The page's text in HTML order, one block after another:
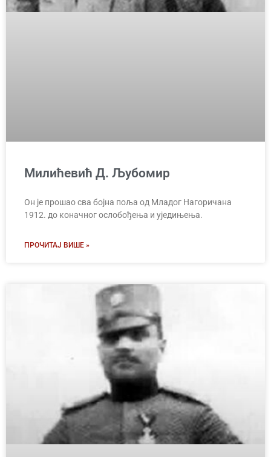
Милићевић Д. Љубомир
Он је прошао сва бојна поља од Младог Нагоричана
1912. до коначног ослобођења и уједињења.
ПРОЧИТАЈ ВИШЕ »